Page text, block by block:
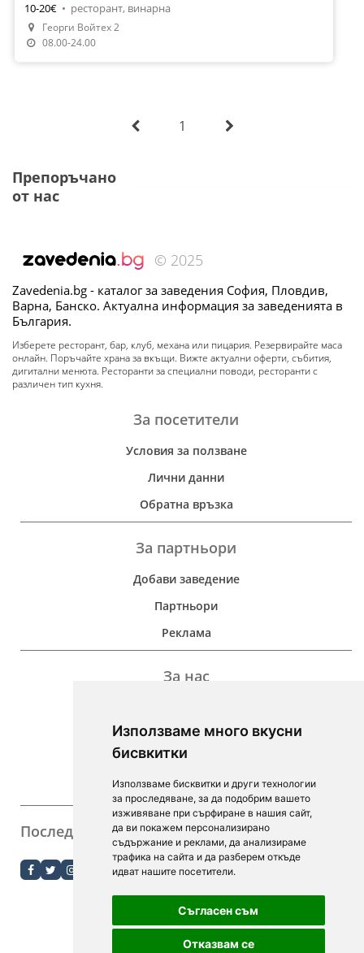
Използваме много вкусни
бисвкитки
Използваме бисквитки и други технологии
за проследяване, за да подобрим вашето
изживяване при сърфиране в нашия сайт,
да ви покажем персонализирано
съдържание и реклами, да анализираме
трафика на сайта и да разберем откъде
идват нашите посетители.
Съгласен съм
Отказвам се
10-20€ • ресторант, винарна
Георги Войтех 2
08.00-24.00
1
Препоръчано
от нас
© 2025
Zavedenia.bg - каталог за заведения София, Пловдив,
Варна, Банско. Актуална информация за заведенията в
България.
Изберете ресторант, бар, клуб, механа или пицария. Резервирайте маса
онлайн. Поръчайте храна за вкъщи. Вижте актуални оферти, събития,
дигитални менюта. Ресторанти за специални поводи, ресторанти с
различен тип кухня.
За посетители
Условия за ползване
Лични данни
Обратна връзка
За партньори
Добави заведение
Партньори
Реклама
За нас
Контакти
For Investors
F.A.Q.
Последвайте ни
order.bg
Digitalno Menu